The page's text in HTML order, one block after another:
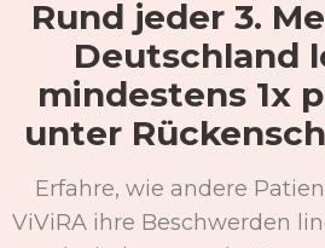
Rund jeder 3.
Deutschland
mindestens 1x
unter
Erfahre, wie andere
ViViRA ihre Beschwerden